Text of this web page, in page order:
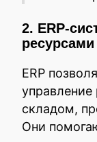
2. ERP-
ERP
складом,
Они